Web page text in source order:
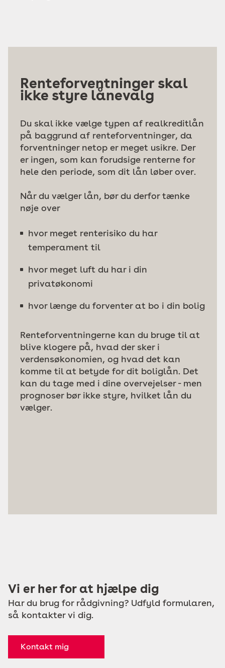
Renteforventninger skal
ikke styre lånevalg
Du skal ikke vælge typen af realkreditlån
på baggrund af renteforventninger, da
forventninger netop er meget usikre. Der
er ingen, som kan forudsige renterne for
hele den periode, som dit lån løber over.
Når du vælger lån, bør du derfor tænke
nøje over
hvor meget renterisiko du har
temperament til
hvor meget luft du har i din
privatøkonomi
hvor længe du forventer at bo i din bolig
Renteforventningerne kan du bruge til at
blive klogere på, hvad der sker i
verdensøkonomien, og hvad det kan
komme til at betyde for dit boliglån. Det
kan du tage med i dine overvejelser - men
prognoser bør ikke styre, hvilket lån du
vælger.
Vi er her for at hjælpe dig
Har du brug for rådgivning? Udfyld formularen,
så kontakter vi dig.
Kontakt mig